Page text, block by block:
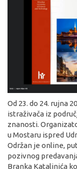
Od 23. do 24. rujna
istraživača iz
znanosti.
u Mostaru ispred
Održan je online,
pozivnog
Branka Katalinića